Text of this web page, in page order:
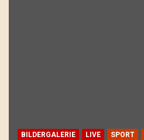
BILDERGALERIE LIVE SPORT